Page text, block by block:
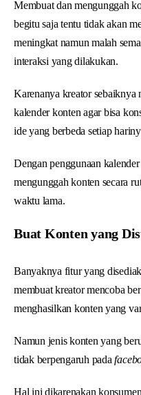
Membuat dan mengunggah
begitu saja tentu tidak akan
meningkat namun malah
interaksi yang dilakukan.
Karenanya kreator
kalender konten agar bisa
ide yang berbeda setiap
Dengan penggunaan
mengunggah konten secara
waktu lama.
Buat Konten yang
Banyaknya fitur yang
membuat kreator mencoba
menghasilkan konten yang
Namun jenis konten yang
tidak berpengaruh pada
Hal ini dikarenakan